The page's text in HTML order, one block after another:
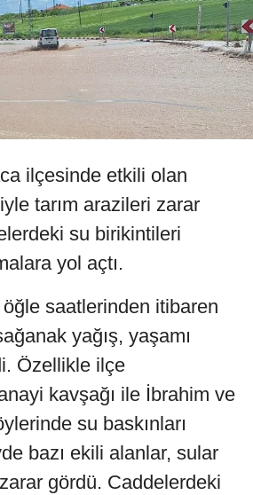
ilçesinde etkili olan
tarım arazileri zarar
su birikintileri
yol açtı.
saatlerinden itibaren
yağış, yaşamı
Özellikle ilçe
kavşağı ile İbrahim ve
su baskınları
bazı ekili alanlar, sular
gördü. Caddelerdeki